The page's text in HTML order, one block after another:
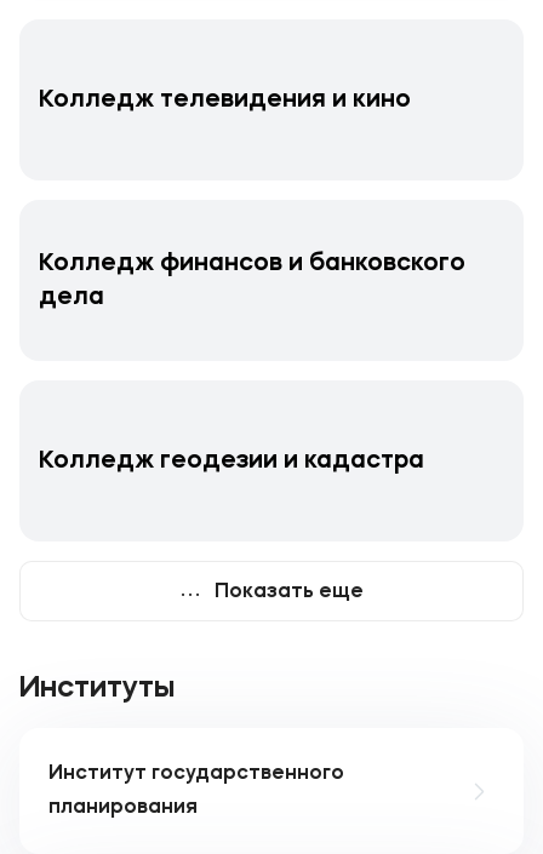
Колледж телевидения и кино
Колледж финансов и банковского
дела
Колледж геодезии и кадастра
Показать еще
Институты
Институт государственного
планирования